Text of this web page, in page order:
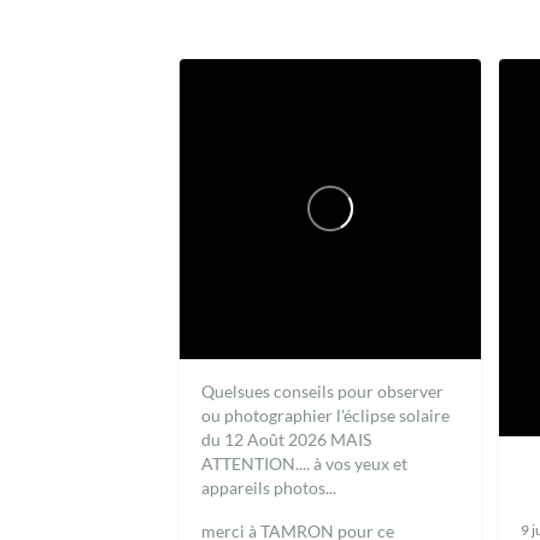
Quelsues conseils pour observer
ou photographier l'éclipse solaire
du 12 Août 2026 MAIS
ATTENTION.... à vos yeux et
appareils photos...
merci à TAMRON pour ce
9